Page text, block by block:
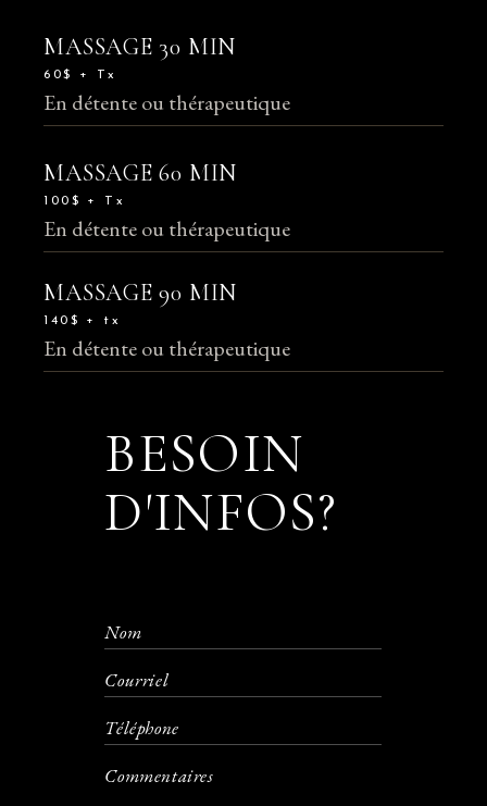
MASSAGE 30 MIN
60$ + Tx
En détente ou thérapeutique
MASSAGE 60 MIN
100$ + Tx
En détente ou thérapeutique
MASSAGE 90 MIN
140$ + tx
En détente ou thérapeutique
BESOIN
D'INFOS?